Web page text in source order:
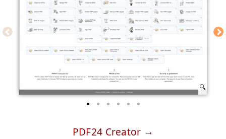
PDF24 Creator